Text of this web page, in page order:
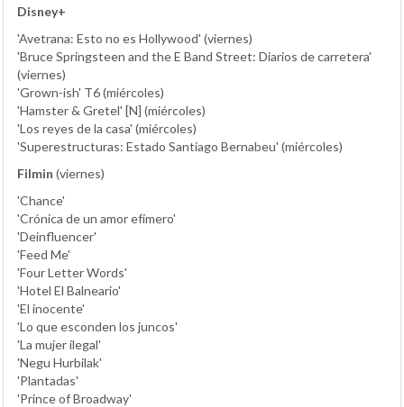
Disney+
'Avetrana: Esto no es Hollywood' (viernes)
'Bruce Springsteen and the E Band Street: Diarios de carretera'
(viernes)
'Grown-ish' T6 (miércoles)
'Hamster & Gretel' [N] (miércoles)
'Los reyes de la casa' (miércoles)
'Superestructuras: Estado Santiago Bernabeu' (miércoles)
Filmin (viernes)
'Chance'
'Crónica de un amor efímero'
'Deinfluencer'
'Feed Me'
'Four Letter Words'
'Hotel El Balneario'
'El inocente'
'Lo que esconden los juncos'
'La mujer ilegal'
'Negu Hurbilak'
'Plantadas'
'Prince of Broadway'